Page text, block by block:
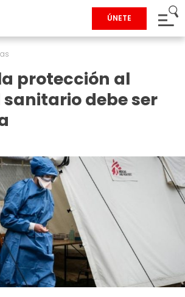
ÚNETE
protección al
debe ser